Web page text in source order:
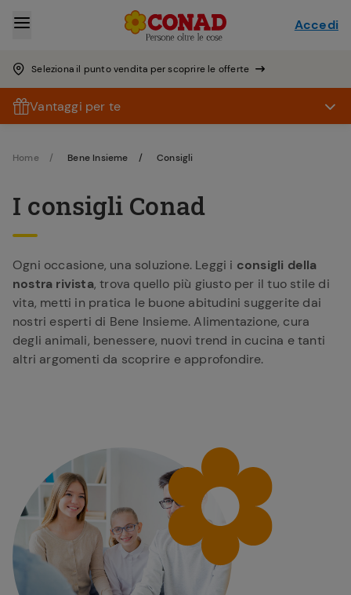
Seleziona il punto vendita per scoprire le offerte
Accedi
Vantaggi per te
Home Bene Insieme Consigli
I consigli Conad
Ogni occasione, una soluzione. Leggi i consigli della
nostra rivista, trova quello più giusto per il tuo stile di
vita, metti in pratica le buone abitudini suggerite dai
nostri esperti di Bene Insieme. Alimentazione, cura
degli animali, benessere, nuovi trend in cucina e tanti
altri argomenti da scoprire e approfondire.